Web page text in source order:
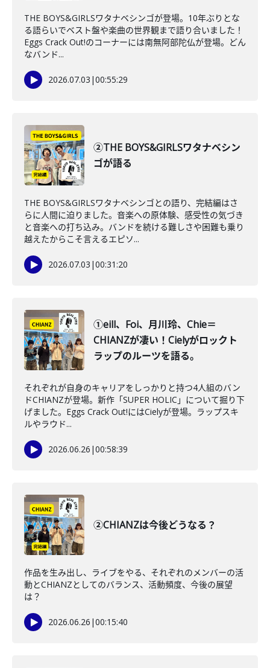
THE BOYS&GIRLSワタナベシンゴが登場。10年ぶりとな
る語らいでベスト盤や楽曲の世界観まで語り合いました！
Eggs Crack Out!のコーナーには南無阿部陀仏が登場。どん
なバンド...
2026.07.03 |00:55:29
②THE BOYS&GIRLSワタナベシン
ゴが語る
THE BOYS&GIRLSワタナベシンゴとの語り、完結編はさ
らに人間に迫りました。音楽への原体験、感受性の気づき
と音楽への打ち込み。バンドを続ける難しさや困難も乗り
越えたからこそ言えるエピソ...
2026.07.03 |00:31:20
①eill、Foi、月川玲、Chie＝
CHIANZが凄い！Cielyがロックト
ラップのルーツを語る。
それぞれが自身のキャリアをしっかりと持つ4人組のバン
ドCHIANZが登場。新作「SUPER HOLIC」について掘り下
げました。Eggs Crack Out!にはCielyが登場。ラップスキ
ルやラウド...
2026.06.26 |00:58:39
②CHIANZは今後どうなる？
作品を生み出し、ライブをやる、それぞれのメンバーの活
動とCHIANZとしてのバランス、活動頻度、今後の展望
は？
2026.06.26 |00:15:40